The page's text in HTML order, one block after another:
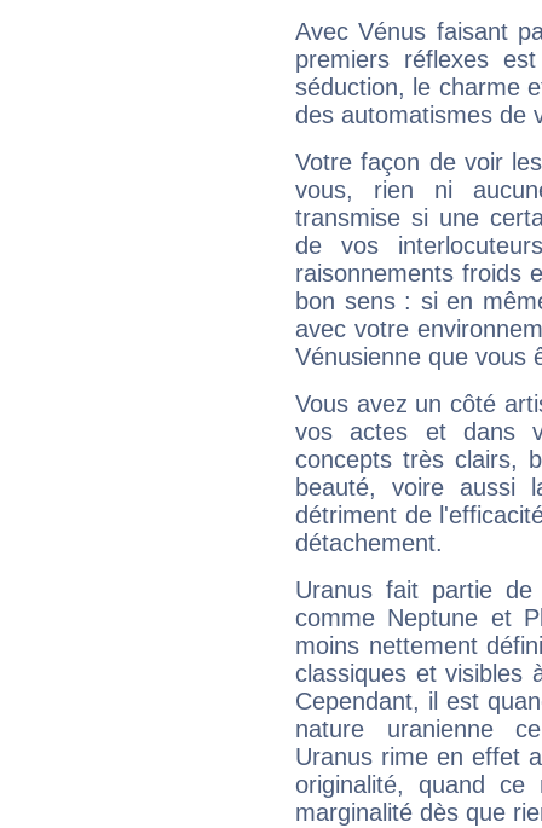
Avec Vénus faisant
premiers réflexes
séduction, le charme
des automatismes de
Votre façon de voir
vous, rien ni
transmise si une
de vos
raisonnements froids
bon sens : si en
avec votre
Vénusienne que vous
Vous avez un côté
vos actes et dans
concepts très clairs,
beauté, voire aussi
détriment de
détachement.
Uranus fait partie
comme Neptune et
moins nettement
classiques et visibles
Cependant, il est
nature uranienne
Uranus rime en effet
originalité, quand ce
marginalité dès que